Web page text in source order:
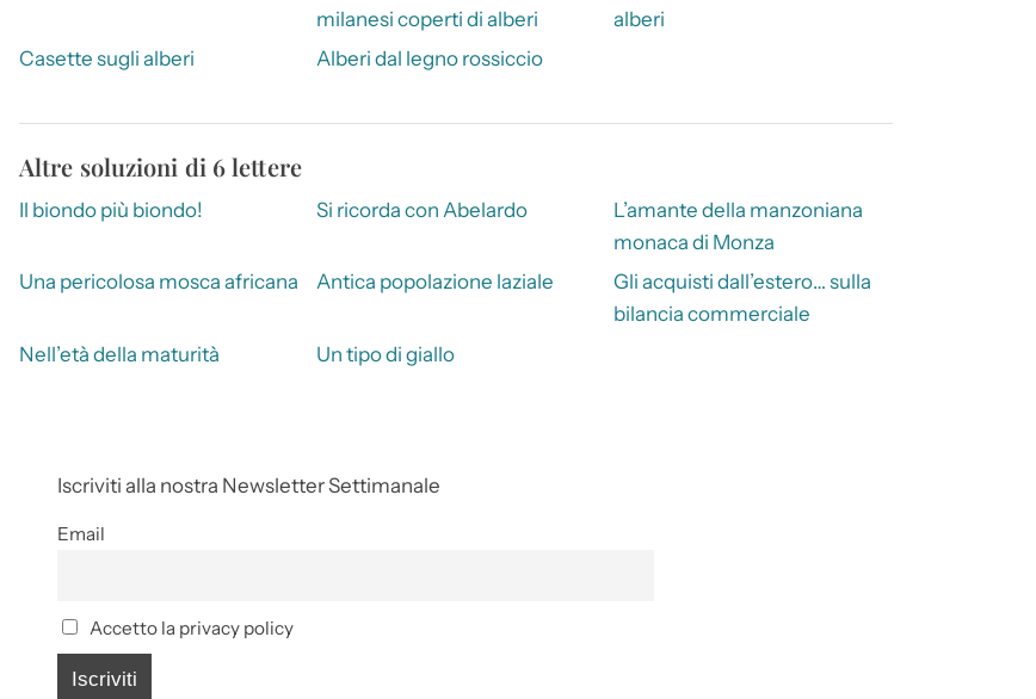
milanesi coperti di alberi
alberi
Casette sugli alberi
Alberi dal legno rossiccio
Altre soluzioni di 6 lettere
Il biondo più biondo! Si ricorda con Abelardo
L’amante della manzoniana
monaca di Monza
Una pericolosa mosca africana
Antica popolazione laziale
Gli acquisti dall’estero… sulla
bilancia commerciale
Nell’età della maturità
Un tipo di giallo
Iscriviti alla nostra Newsletter Settimanale
Email
Accetto la privacy policy